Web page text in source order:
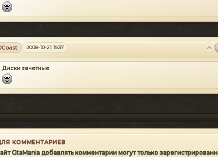
2008-10-21 19:37
Диски зачетные
КОММЕНТАРИЕВ
GtaMania добавлять комментарии могут только